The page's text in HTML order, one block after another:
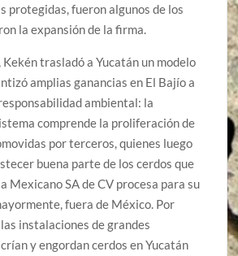
protegidas, fueron algunos de los
la expansión de la firma.
Kekén trasladó a Yucatán un modelo
amplias ganancias en El Bajío a
ambiental: la
comprende la proliferación de
por terceros, quienes luego
buena parte de los cerdos que
Mexicano SA de CV procesa para su
fuera de México. Por
instalaciones de grandes
y engordan cerdos en Yucatán